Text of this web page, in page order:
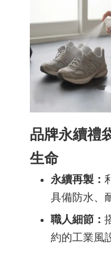
品牌永續禮
生命
永續再製：
具備防水、
職人細節：
約的工業風